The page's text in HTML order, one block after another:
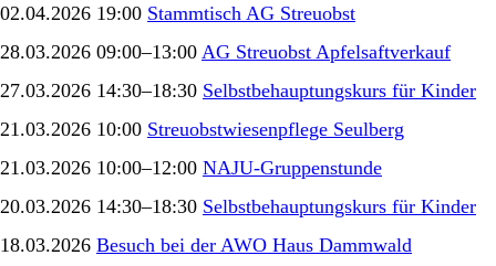
02.04.2026 19:00 Stammtisch AG Streuobst
28.03.2026 09:00–13:00 AG Streuobst Apfelsaftverkauf
27.03.2026 14:30–18:30 Selbstbehauptungskurs für Kinder
21.03.2026 10:00 Streuobstwiesenpflege Seulberg
21.03.2026 10:00–12:00 NAJU-Gruppenstunde
20.03.2026 14:30–18:30 Selbstbehauptungskurs für Kinder
18.03.2026 Besuch bei der AWO Haus Dammwald